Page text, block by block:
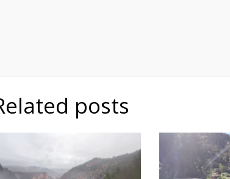
posts